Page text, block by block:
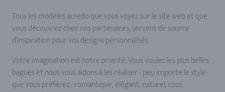
Tous les modèles acredo que vous voyez sur le site web et que
vous découvrez chez nos partenaires, servent de source
d'inspiration pour vos designs personnalisés.
Votre imagination est notre priorité. Vous voulez les plus belles
bagues et nous vous aidons à les réaliser - peu importe le style
que vous préférez : romantique, élégant, naturel, cool...